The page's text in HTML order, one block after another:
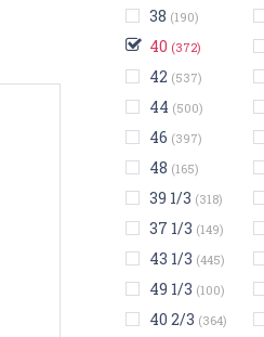
38 (190)
40 (372)
42 (537)
44 (500)
46 (397)
48 (165)
39 1/3 (318)
37 1/3 (149)
43 1/3 (445)
49 1/3 (100)
40 2/3 (364)